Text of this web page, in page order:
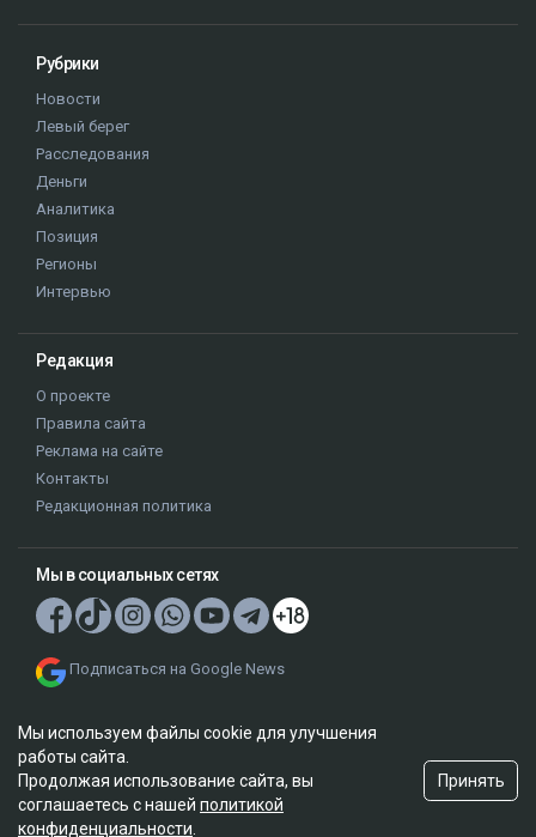
Рубрики
Новости
Левый берег
Расследования
Деньги
Аналитика
Позиция
Регионы
Интервью
Редакция
О проекте
Правила сайта
Реклама на сайте
Контакты
Редакционная политика
Мы в социальных сетях
Подписаться на Google News
© 2026. ТОО "Ulys Media Group". Все права защищены.
Мы используем файлы cookie для улучшения
работы сайта.
Продолжая использование сайта, вы
соглашаетесь с нашей политикой
конфиденциальности
Принять